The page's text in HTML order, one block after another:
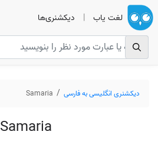
لغت یاب | دیکشنری‌ها
دیکشنری انگلیسی به فارسی Samaria
Samaria